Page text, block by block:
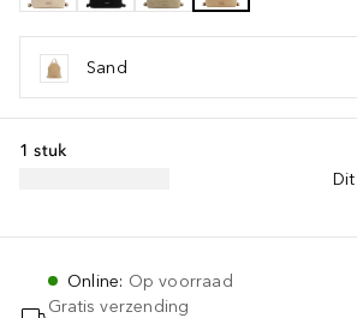
Sand
1 stuk
Online: Op voorraad
Gratis verzending